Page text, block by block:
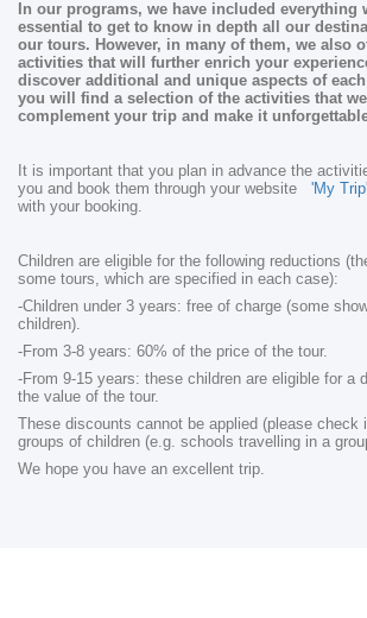
In our programs, we have included everything
essential to get to know in depth all our
our tours. However, in many of them, we also
activities that will further enrich your
discover additional and unique aspects of
you will find a selection of the activities that
complement your trip and make it
It is important that you plan in advance the
you and book them through your website 'My Trip'
with your booking.
Children are eligible for the following reductions
some tours, which are specified in each case):
-Children under 3 years: free of charge (some
children).
-From 3-8 years: 60% of the price of the tour.
-From 9-15 years: these children are eligible for a
the value of the tour.
These discounts cannot be applied (please
groups of children (e.g. schools travelling in a
We hope you have an excellent trip.